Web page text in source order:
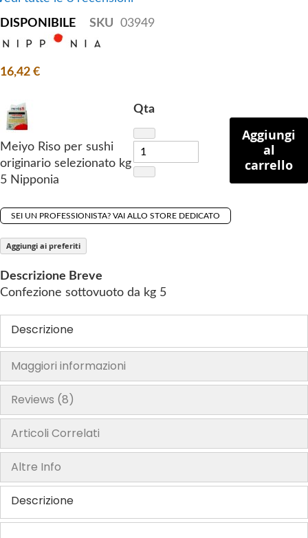
f
t
i
s
g
a
r
DISPONIBILE SKU 03949
16,42 €
Meiyo Riso per sushi
originario selezionato kg
5 Nipponia
Qta
Aggiungi
al
carrello
SEI UN PROFESSIONISTA? VAI ALLO STORE DEDICATO
Aggiungi ai preferiti
Descrizione Breve
Confezione sottovuoto da kg 5
Descrizione
Maggiori informazioni
Reviews 8
Articoli Correlati
Altre Info
Descrizione